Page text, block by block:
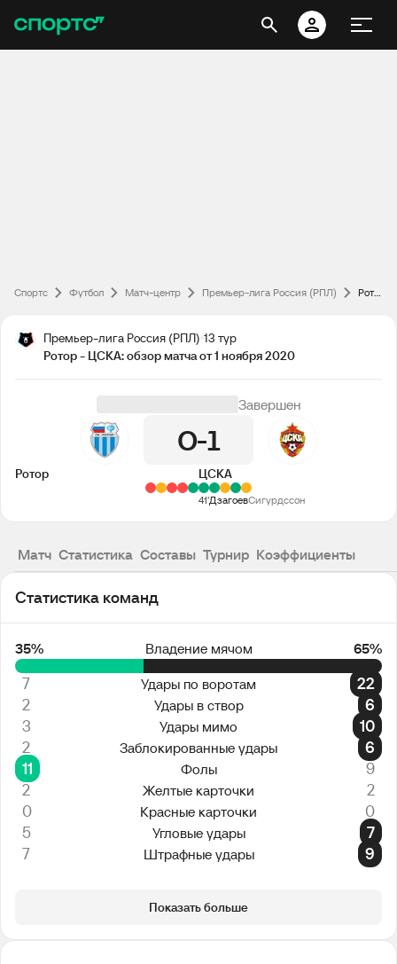
Спортс Футбол Матч-центр Премьер-лига Россия (РПЛ) Ротор - ЦСКА: обзор матча от 1 ноября 2020
Премьер-лига Россия (РПЛ) 13 тур
Ротор - ЦСКА: обзор матча от 1 ноября 2020
Завершен
0 1
Ротор ЦСКА
41'ДзагоевСигурдссон
Матч Статистика Составы Турнир Коэффициенты
Статистика команд
35% Владение мячом 65%
7 Удары по воротам
22
2
Удары в створ
6
3
Удары мимо
10
2
Заблокированные удары
6
11
Фолы
9
2
Желтые карточки
2
0
Красные карточки
0
5
Угловые удары
7
7
Штрафные удары 9
Показать больше